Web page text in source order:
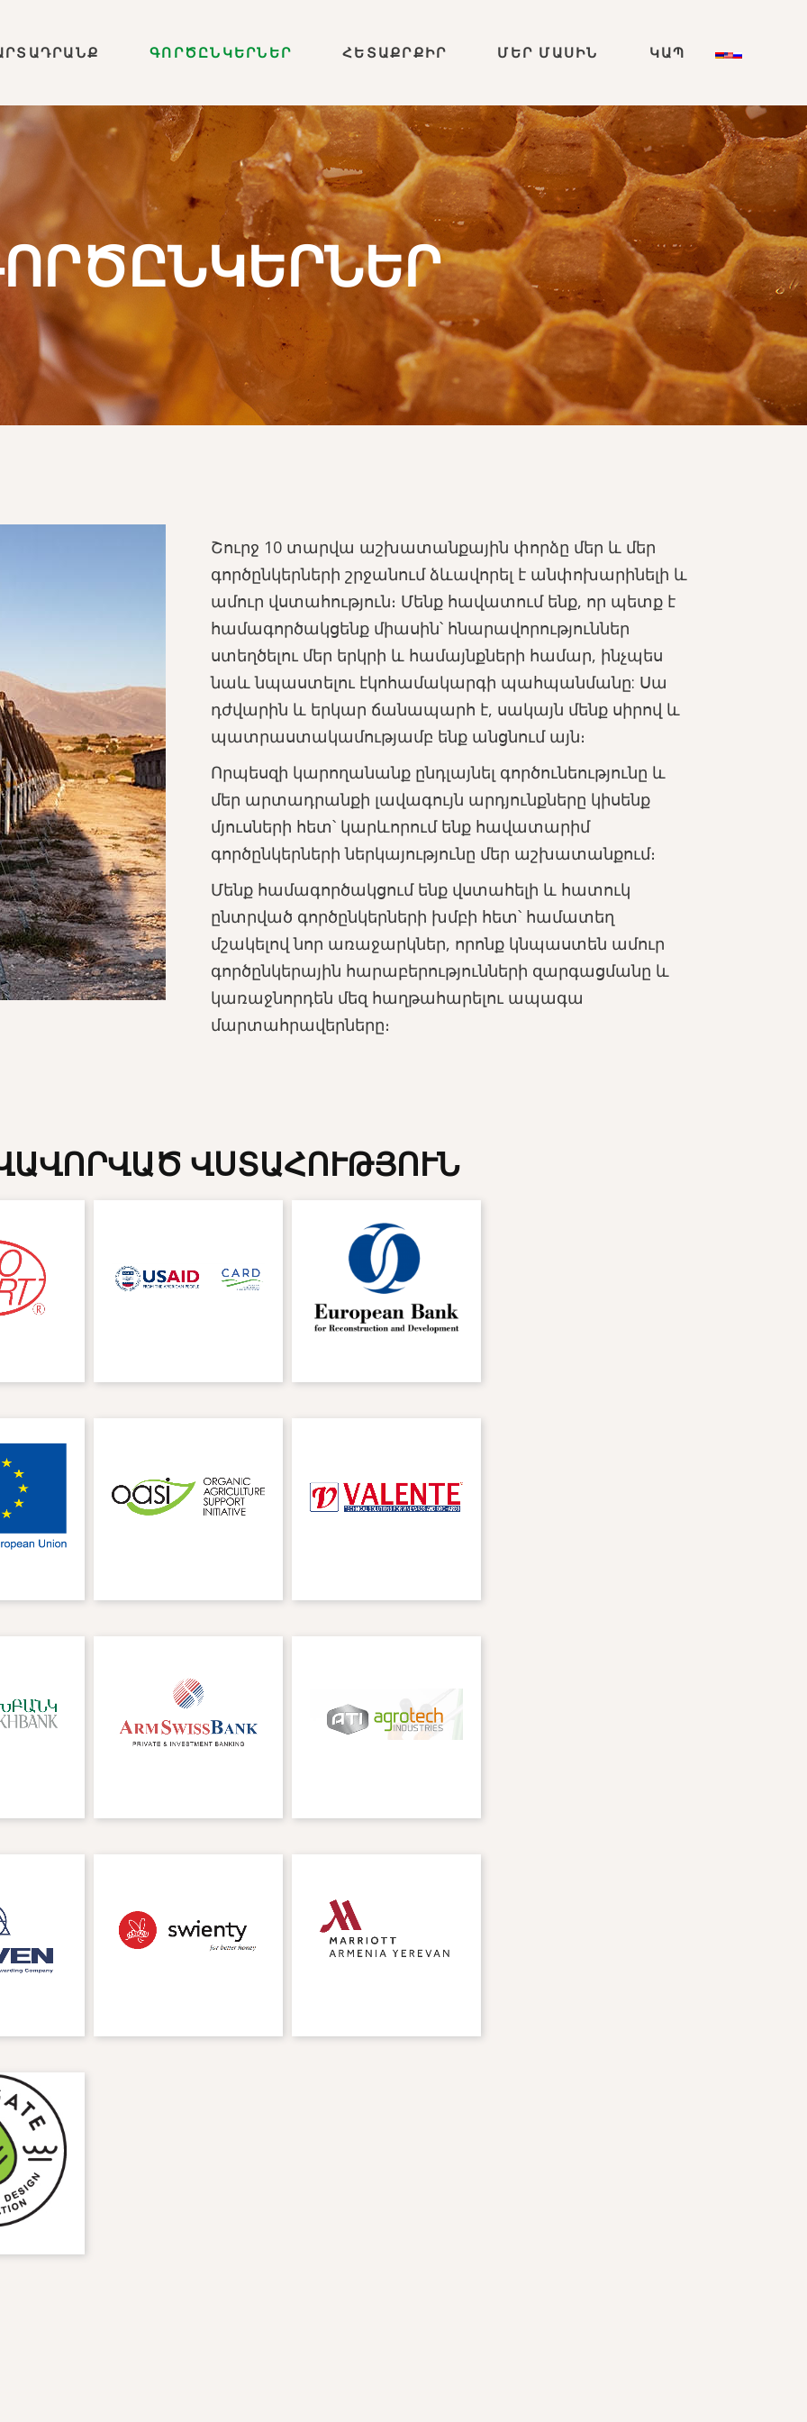
ԳՈՐԾԸՆԿԵՐՆԵՐ ՀԵՏԱՔՐՔԻՐ ՄԵՐ ՄԱՍԻՆ ԿԱՊ
Շուրջ 10 տարվա աշխատանքային փորձը մեր և մեր
գործընկերների շրջանում ձևավորել է անփոխարինելի և
ամուր վստահություն։ Մենք հավատում ենք, որ պետք է
համագործակցենք միասին՝ հնարավորություններ
ստեղծելու մեր երկրի և համայնքների համար, ինչպես
նաև նպաստելու էկոհամակարգի պահպանմանը: Սա
դժվարին և երկար ճանապարհ է, սակայն մենք սիրով և
պատրաստակամությամբ ենք անցնում այն։
Որպեսզի կարողանանք ընդլայնել գործունեությունը և
մեր արտադրանքի լավագույն արդյունքները կիսենք
մյուսների հետ՝ կարևորում ենք հավատարիմ
գործընկերների ներկայությունը մեր աշխատանքում։
Մենք համագործակցում ենք վստահելի և հատուկ
ընտրված գործընկերների խմբի հետ՝ համատեղ
մշակելով նոր առաջարկներ, որոնք կնպաստեն ամուր
գործընկերային հարաբերությունների զարգացմանը և
կառաջնորդեն մեզ հաղթահարելու ապագա
մարտահրավերները։
ՎՍՏԱՀՈՒԹՅՈՒՆ